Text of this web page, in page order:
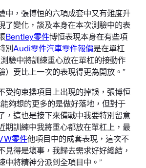
中，張博恒的六項成套中又有難度升
了變化，談及本身在本次測驗中的表
Bentley零件博恒表現本身在有些項
別Audi零件汽車零件報價是在單杠
驗中將訓練重心放在單杠的接動作
）要比上一次的表現得更為開放。”
受拘束操項目上出現的掉誤，張博恒
夠想的更多的是做好落地，但對于
，這也是接下來備戰中我要特別留意
期訓練中我將重心都放在單杠上，最
零件他項目中的成套表現，這次不
見得是壞事，我歸去需求好好總結，
中將精神分派到全項目中。”